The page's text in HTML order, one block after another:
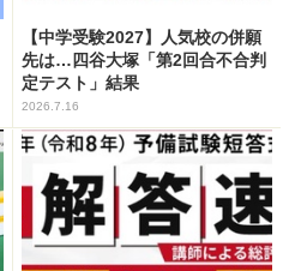
【中学受験2027】人気校の併願
先は…四谷大塚「第2回合不合判
定テスト」結果
2026.7.16